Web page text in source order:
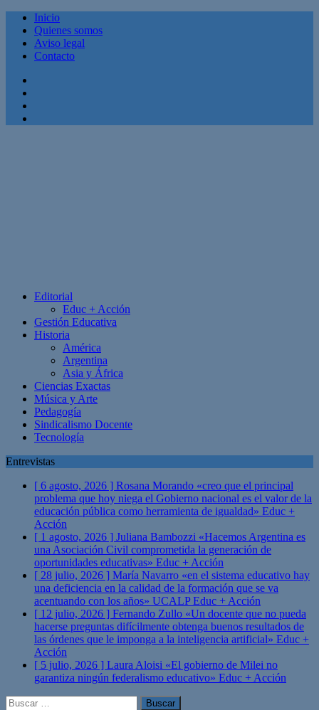
Inicio
Quienes somos
Aviso legal
Contacto
Editorial
Educ + Acción
Gestión Educativa
Historia
América
Argentina
Asia y África
Ciencias Exactas
Música y Arte
Pedagogía
Sindicalismo Docente
Tecnología
Entrevistas
[ 6 agosto, 2026 ] Rosana Morando «creo que el principal
problema que hoy niega el Gobierno nacional es el valor de la
educación pública como herramienta de igualdad» Educ +
Acción
[ 1 agosto, 2026 ] Juliana Bambozzi «Hacemos Argentina es
una Asociación Civil comprometida la generación de
oportunidades educativas» Educ + Acción
[ 28 julio, 2026 ] María Navarro «en el sistema educativo hay
una deficiencia en la calidad de la formación que se va
acentuando con los años» UCALPEduc + Acción
[ 12 julio, 2026 ] Fernando Zullo «Un docente que no pueda
hacerse preguntas difícilmente obtenga buenos resultados de
las órdenes que le imponga a la inteligencia artificial» Educ +
Acción
[ 5 julio, 2026 ] Laura Aloisi «El gobierno de Milei no
garantiza ningún federalismo educativo» Educ + Acción
Buscar: